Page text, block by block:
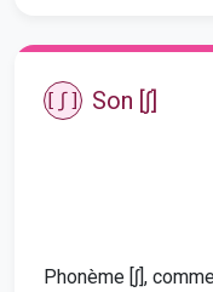
[ʃ] Son [ʃ]
Phonème [ʃ],